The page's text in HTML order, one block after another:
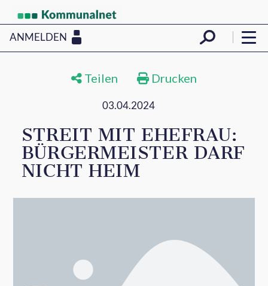
ANMELDEN
Teilen Drucken
03.04.2024
STREIT MIT EHEFRAU:
BÜRGERMEISTER DARF
NICHT HEIM